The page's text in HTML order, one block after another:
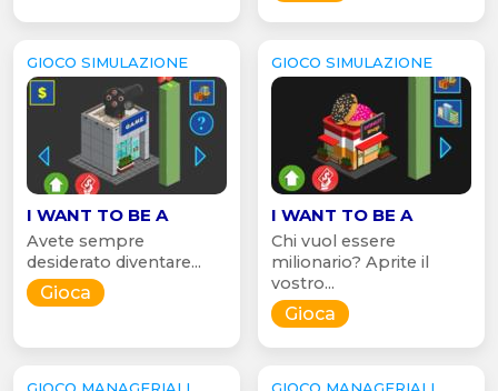
GIOCO SIMULAZIONE
I WANT TO BE A
Avete sempre
desiderato diventare...
Gioca
GIOCO SIMULAZIONE
I WANT TO BE A
Chi vuol essere
milionario? Aprite il
vostro...
Gioca